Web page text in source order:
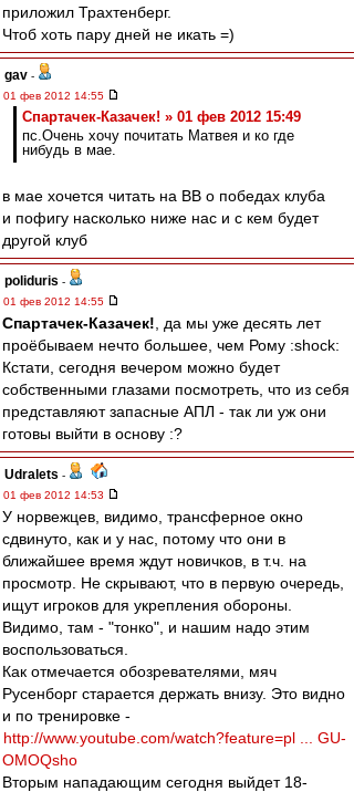
приложил Трахтенберг.
Чтоб хоть пару дней не икать =)
gav -
01 фев 2012 14:55
Спартачек-Казачек! » 01 фев 2012 15:49
пс.Очень хочу почитать Матвея и ко где
нибудь в мае.
в мае хочется читать на ВВ о победах клуба
и пофигу насколько ниже нас и с кем будет
другой клуб
poliduris -
01 фев 2012 14:55
Спартачек-Казачек! , да мы уже десять лет
проёбываем нечто большее, чем Рому :shock:
Кстати, сегодня вечером можно будет
собственными глазами посмотреть, что из себя
представляют запасные АПЛ - так ли уж они
готовы выйти в основу :?
Udralets -
01 фев 2012 14:53
У норвежцев, видимо, трансферное окно
сдвинуто, как и у нас, потому что они в
ближайшее время ждут новичков, в т.ч. на
просмотр. Не скрывают, что в первую очередь,
ищут игроков для укрепления обороны.
Видимо, там - "тонко", и нашим надо этим
воспользоваться.
Как отмечается обозревателями, мяч
Русенборг старается держать внизу. Это видно
и по тренировке -
http://www.youtube.com/watch?feature=pl ... GU-
OMOQsho
Вторым нападающим сегодня выйдет 18-